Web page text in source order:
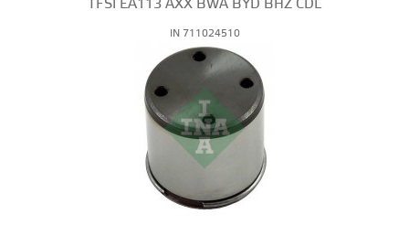
TFSI EA113 AXX BWA BYD BHZ CDL
IN 711024510